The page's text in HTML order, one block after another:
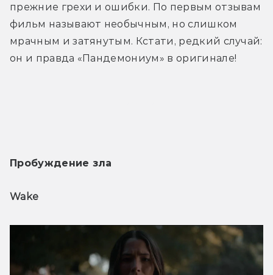
прежние грехи и ошибки. По первым отзывам
фильм называют необычным, но слишком
мрачным и затянутым. Кстати, редкий случай:
он и правда «Пандемониум» в оригинале!
Пробуждение зла
Wake